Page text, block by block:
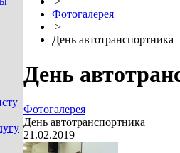
Фотогалерея
>
День автотранспортника
День
Фотогалерея
День автотранспортника
21.02.2019